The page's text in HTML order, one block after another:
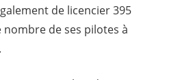
de licencier 395
de ses pilotes à
.